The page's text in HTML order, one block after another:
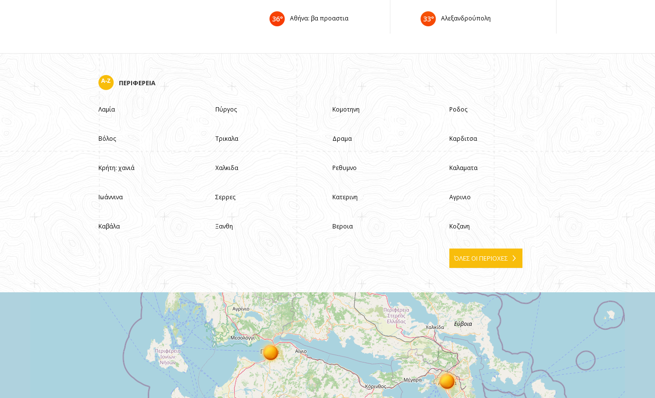
36° Αθήνα: βα προαστια 33° Αλεξανδρούπολη
ΠΕΡΙΦΕΡΕΙΑ
Λαμία
Βόλος
Κρήτη: χανιά
Ιωάννινα
Καβάλα
Πύργος
Τρικαλα
Χαλκιδα
Σερρες
Ξανθη
Κομοτηνη
Δραμα
Ρεθυμνο
Κατερινη
Βεροια
Ροδος
Καρδιτσα
Καλαματα
Αγρινιο
Κοζανη
ΌΛΕΣ ΟΙ ΠΕΡΙΟΧΕΣ